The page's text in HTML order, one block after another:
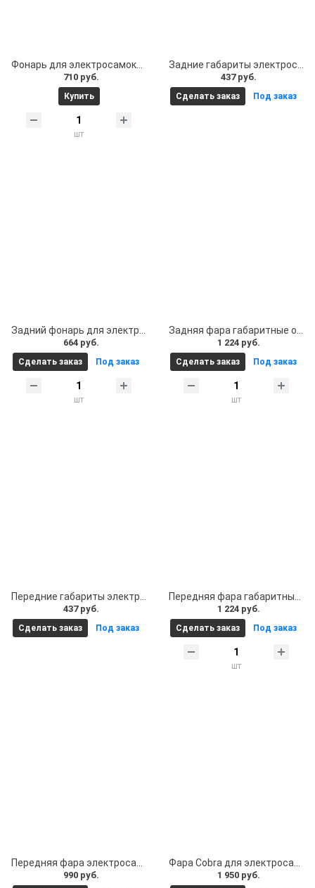
710 руб.
Купить
шт
437 руб.
Сделать заказ Под заказ
Задний фонарь для электросамоката Ninebot Max G30. Стоп-сигнал, габарит Ninebot Max G30
664 руб.
Сделать заказ Под заказ
шт
Задняя фара габаритные огни в деку электросамокат Kugoo G1 2шт. в сборе
1 224 руб.
Сделать заказ Под заказ
шт
437 руб.
Сделать заказ Под заказ
1 224 руб.
Сделать заказ Под заказ
шт
990 руб. 1 950 руб.